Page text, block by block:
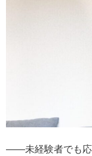
――未経験者でも応